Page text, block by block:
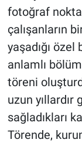
fotoğraf
çalışanların
yaşadığı
anlamlı
töreni
uzun yıllardır
sağladıkları
Törende,